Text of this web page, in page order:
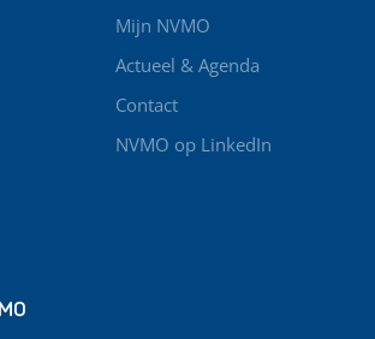
Mijn NVMO
Actueel & Agenda
Contact
NVMO op LinkedIn